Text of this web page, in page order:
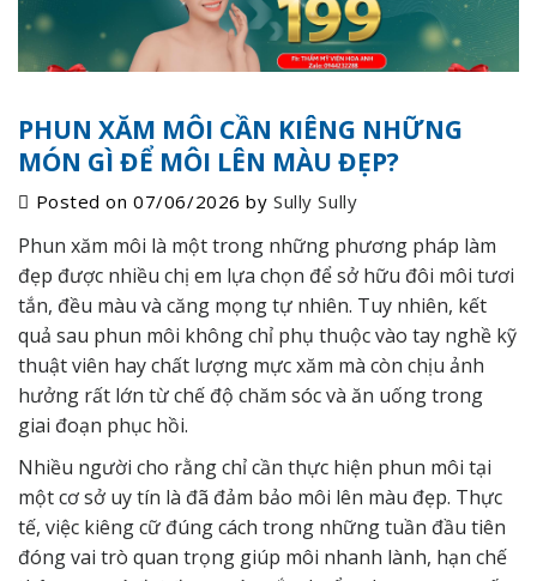
PHUN XĂM MÔI CẦN KIÊNG NHỮNG
MÓN GÌ ĐỂ MÔI LÊN MÀU ĐẸP?
Posted on07/06/2026 bySully Sully
Phun xăm môi là một trong những phương pháp làm
đẹp được nhiều chị em lựa chọn để sở hữu đôi môi tươi
tắn, đều màu và căng mọng tự nhiên. Tuy nhiên, kết
quả sau phun môi không chỉ phụ thuộc vào tay nghề kỹ
thuật viên hay chất lượng mực xăm mà còn chịu ảnh
hưởng rất lớn từ chế độ chăm sóc và ăn uống trong
giai đoạn phục hồi.
Nhiều người cho rằng chỉ cần thực hiện phun môi tại
một cơ sở uy tín là đã đảm bảo môi lên màu đẹp. Thực
tế, việc kiêng cữ đúng cách trong những tuần đầu tiên
đóng vai trò quan trọng giúp môi nhanh lành, hạn chế